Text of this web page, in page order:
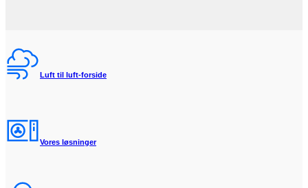
Luft til luft-forside
Vores løsninger